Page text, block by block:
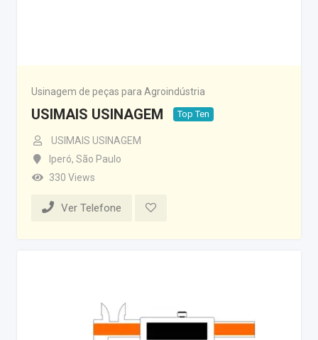
Usinagem de peças para Agroindústria
USIMAIS USINAGEM Top Ten
USIMAIS USINAGEM
Iperó, São Paulo
330 Views
Ver Telefone